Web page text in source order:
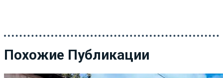
Похожие Публикации